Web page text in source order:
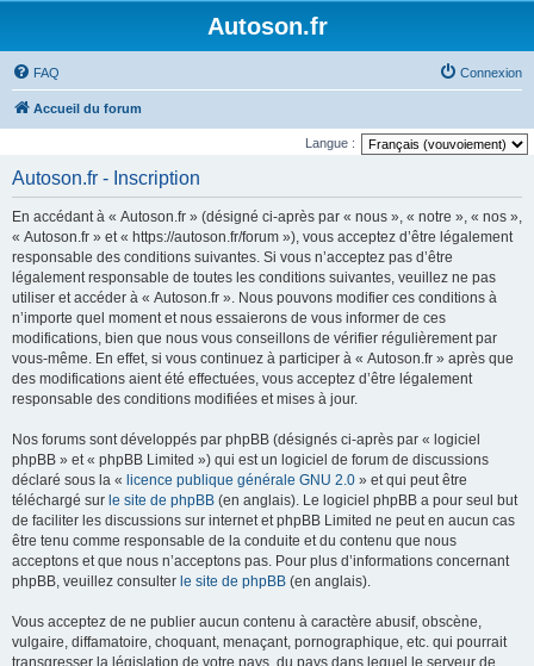
Autoson.fr
FAQ Connexion
Accueil du forum
Langue :
Autoson.fr - Inscription
En accédant à « Autoson.fr » (désigné ci-après par « nous », « notre », « nos »,
« Autoson.fr » et « https://autoson.fr/forum »), vous acceptez d’être légalement
responsable des conditions suivantes. Si vous n’acceptez pas d’être
légalement responsable de toutes les conditions suivantes, veuillez ne pas
utiliser et accéder à « Autoson.fr ». Nous pouvons modifier ces conditions à
n’importe quel moment et nous essaierons de vous informer de ces
modifications, bien que nous vous conseillons de vérifier régulièrement par
vous-même. En effet, si vous continuez à participer à « Autoson.fr » après que
des modifications aient été effectuées, vous acceptez d’être légalement
responsable des conditions modifiées et mises à jour.
Nos forums sont développés par phpBB (désignés ci-après par « logiciel
phpBB » et « phpBB Limited ») qui est un logiciel de forum de discussions
déclaré sous la « licence publique générale GNU 2.0 » et qui peut être
téléchargé sur le site de phpBB (en anglais). Le logiciel phpBB a pour seul but
de faciliter les discussions sur internet et phpBB Limited ne peut en aucun cas
être tenu comme responsable de la conduite et du contenu que nous
acceptons et que nous n’acceptons pas. Pour plus d’informations concernant
phpBB, veuillez consulter le site de phpBB (en anglais).
Vous acceptez de ne publier aucun contenu à caractère abusif, obscène,
vulgaire, diffamatoire, choquant, menaçant, pornographique, etc. qui pourrait
transgresser la législation de votre pays, du pays dans lequel le serveur de